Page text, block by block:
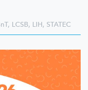
, LCSB, LIH, STATEC